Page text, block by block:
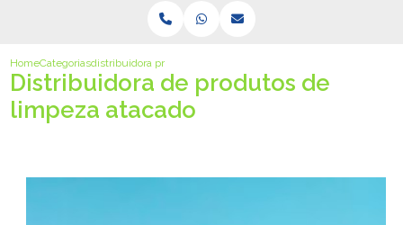
HomeCategoriasdistribuidora produtos limpeza atacado
Distribuidora de produtos de
limpeza atacado